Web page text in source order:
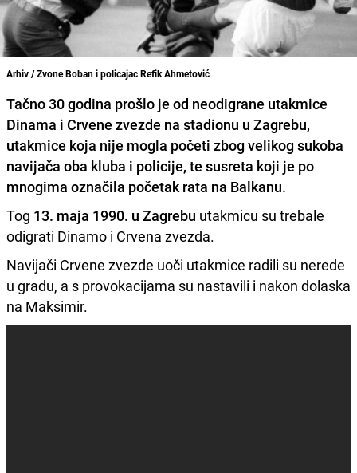
Arhiv / Zvone Boban i policajac Refik Ahmetović
Tačno30 godina prošlo je od neodigrane utakmice
Dinama i Crvene zvezde na stadionu u Zagrebu,
utakmice koja nije mogla početi zbog velikog sukoba
navijača oba kluba i policije, te susreta koji je po
mnogima označila početak rata na Balkanu.
Tog 13. maja 1990. u Zagrebu utakmicu su trebale
odigrati Dinamo i Crvena zvezda.
Navijači Crvene zvezde uoči utakmice radili su nerede
u gradu, a s provokacijama su nastavili i nakon dolaska
na Maksimir.